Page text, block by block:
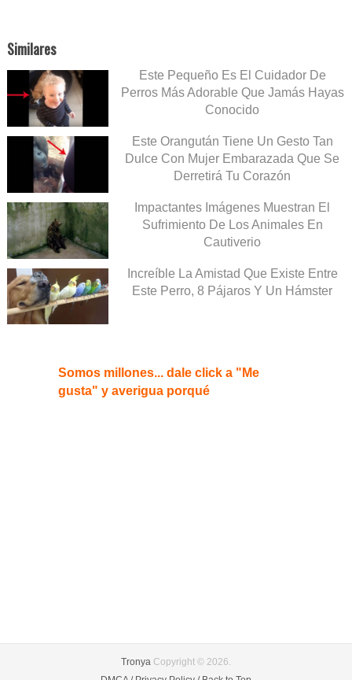
Similares
Este Pequeño Es El Cuidador De
Perros Más Adorable Que Jamás Hayas
Conocido
Este Orangután Tiene Un Gesto Tan
Dulce Con Mujer Embarazada Que Se
Derretirá Tu Corazón
Impactantes Imágenes Muestran El
Sufrimiento De Los Animales En
Cautiverio
Increíble La Amistad Que Existe Entre
Este Perro, 8 Pájaros Y Un Hámster
Somos millones... dale click a "Me
gusta" y averigua porqué
TronyaCopyright © 2026.